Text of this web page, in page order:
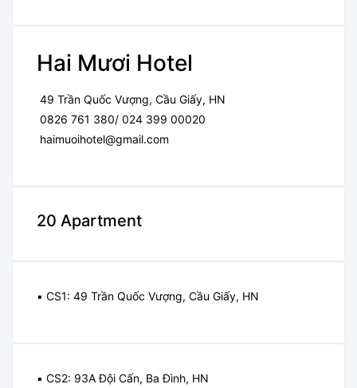
Hai Mươi Hotel
49 Trần Quốc Vượng, Cầu Giấy, HN
0826 761 380/ 024 399 00020
haimuoihotel@gmail.com
20 Apartment
▪️ CS1: 49 Trần Quốc Vượng, Cầu Giấy, HN
▪️ CS2: 93A Đội Cấn, Ba Đình, HN